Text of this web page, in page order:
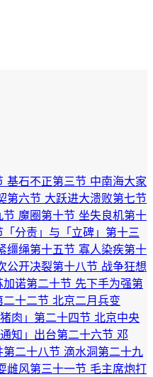
基石不正第三节 中南海大家
第六节 大跃进大溃败第七节
节 魔圈第十节 坐失良机第十
分责」与「立碑」 第十三
缰绳第十五节 寡人染疾第十
公开决裂第十八节 战争狂想
加诺第二十节 先下手为强第
二十二节 北京二月兵变
肉」 第二十四节 北京中央
知」出台第二十六节 邓
第二十八节 滴水洞第二十九
雌风第三十一节 毛主席炮打